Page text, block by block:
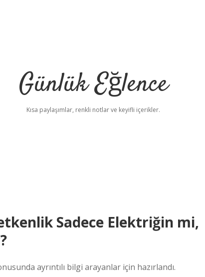
Günlük Eğlence
Kısa paylaşımlar, renkli notlar ve keyifli içerikler.
Sadece Elektriğin mi,
ayrıntılı bilgi arayanlar için hazırlandı.